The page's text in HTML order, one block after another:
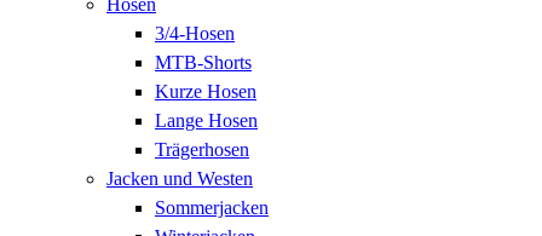
3/4-Hosen
MTB-Shorts
Kurze Hosen
Lange Hosen
Trägerhosen
Jacken und Westen
Sommerjacken